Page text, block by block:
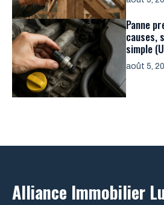
Panne
causes,
simple
août 5,
Alliance Immobilier